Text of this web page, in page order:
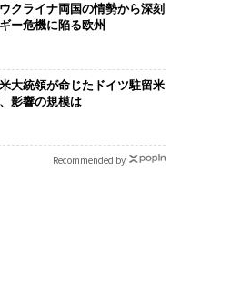
クライナ両国の情勢から深刻
ー危機に陥る欧州
大統領が命じたドイツ駐留米
影響の規模は
Recommended by